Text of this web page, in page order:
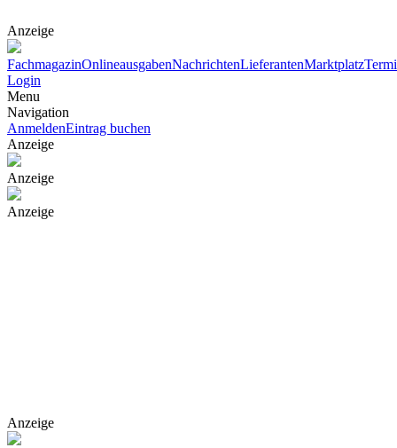
Anzeige
FachmagazinOnlineausgabenNachrichtenLieferantenMarktplatz
Login
Menu
Navigation
AnmeldenEintrag buchen
Anzeige
Anzeige
Anzeige
Anzeige